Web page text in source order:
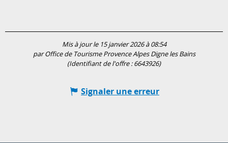
Mis à jour le 15 janvier 2026 à 08:54
par Office de Tourisme Provence Alpes Digne les Bains
(Identifiant de l'offre :6643926)
Signaler une erreur